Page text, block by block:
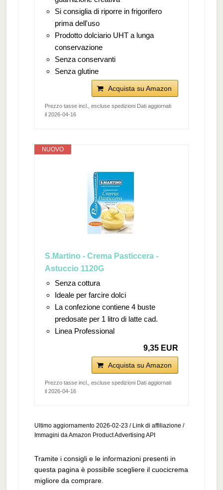
Si consiglia di riporre in frigorifero
prima dell'uso
Prodotto dolciario UHT a lunga
conservazione
Senza conservanti
Senza glutine
Acquista su Amazon
Prezzo tasse incl., escluse spedizioni Dati aggiornati
il 2026-04-16
NUOVO
S.Martino - Crema Pasticcera -
Astuccio 1120G
Senza cottura
Ideale per farcire dolci
La confezione contiene 4 buste
predosate per 1 litro di latte cad.
Linea Professional
9,35 EUR
Acquista su Amazon
Prezzo tasse incl., escluse spedizioni Dati aggiornati
il 2026-04-16
Ultimo aggiornamento 2026-02-23 / Link di affiliazione /
Immagini da Amazon Product Advertising API
Tramite i consigli e le informazioni presenti in
questa pagina è possibile scegliere il cuocicrema
migliore da comprare.